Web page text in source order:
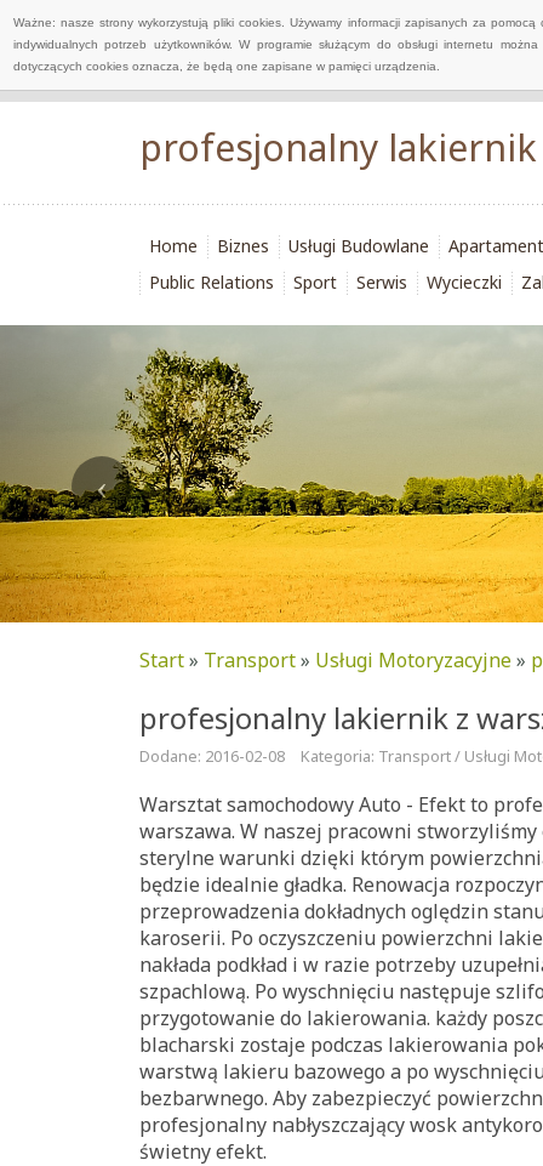
Ważne: nasze strony wykorzystują pliki cookies. Używamy informacji zapisanych za
indywidualnych potrzeb użytkowników. W programie służącym do obsługi internetu
dotyczących cookies oznacza, że będą one zapisane w pamięci urządzenia.
profesjonalny lakiernik
Home Biznes Usługi Budowlane
Public Relations
Sport Serwis Wycieczki
Start» Transport» Usługi Motoryzacyjne»
profesjonalny lakiernik z
Dodane: 2016-02-08 Kategoria: Transport / Usługi
Warsztat samochodowy Auto - Efekt to
warszawa. W naszej pracowni
sterylne warunki dzięki którym
będzie idealnie gładka. Renowacja
przeprowadzenia dokładnych oględzin
karoserii. Po oczyszczeniu powierzchni
nakłada podkład i w razie potrzeby
szpachlową. Po wyschnięciu następuje
przygotowanie do lakierowania. każdy
blacharski zostaje podczas lakierowania
warstwą lakieru bazowego a po
bezbarwnego. Aby zabezpieczyć
profesjonalny nabłyszczający wosk
świetny efekt.